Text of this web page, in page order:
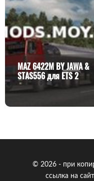
MAZ 6422M BY JAWA &
STAS556 для ETS 2
© 2026 - при
ссылка на